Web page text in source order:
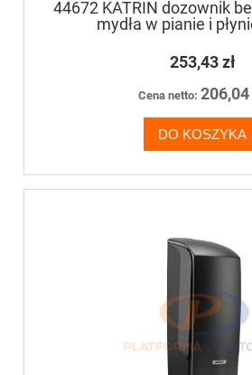
44672 KATRIN dozownik
mydła w pianie i
253,43 zł
Cena netto: 206,04
DO KOSZYKA